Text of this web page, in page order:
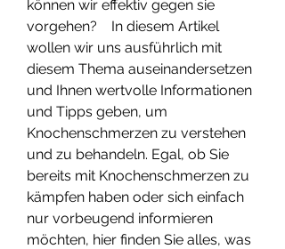
können wir effektiv gegen sie
vorgehen?    In diesem Artikel
wollen wir uns ausführlich mit
diesem Thema auseinandersetzen
und Ihnen wertvolle Informationen
und Tipps geben, um
Knochenschmerzen zu verstehen
und zu behandeln. Egal, ob Sie
bereits mit Knochenschmerzen zu
kämpfen haben oder sich einfach
nur vorbeugend informieren
möchten, hier finden Sie alles, was